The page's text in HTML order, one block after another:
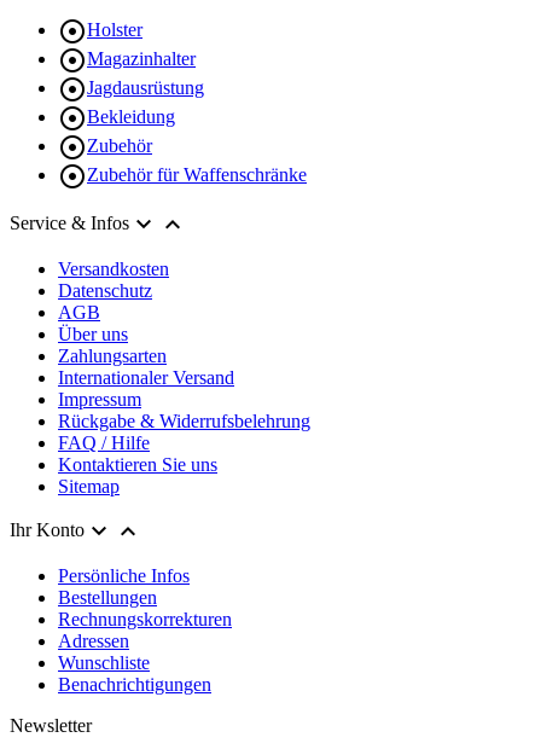
Holster
Magazinhalter
Jagdausrüstung
Bekleidung
Zubehör
Zubehör für Waffenschränke
Service & Infos  
Versandkosten
Datenschutz
AGB
Über uns
Zahlungsarten
Internationaler Versand
Impressum
Rückgabe & Widerrufsbelehrung
FAQ / Hilfe
Kontaktieren Sie uns
Sitemap
Ihr Konto  
Persönliche Infos
Bestellungen
Rechnungskorrekturen
Adressen
Wunschliste
Benachrichtigungen
Newsletter